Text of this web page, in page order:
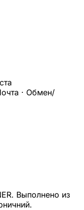
· Обмен/
Выполнено из